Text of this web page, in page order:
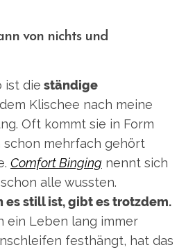
von nichts und
ist die ständige
Klischee nach meine
Oft kommt sie in Form
schon mehrfach gehört
Comfort Binging nennt sich
alle wussten.
es still ist, gibt es trotzdem.
ein Leben lang immer
festhängt, hat das